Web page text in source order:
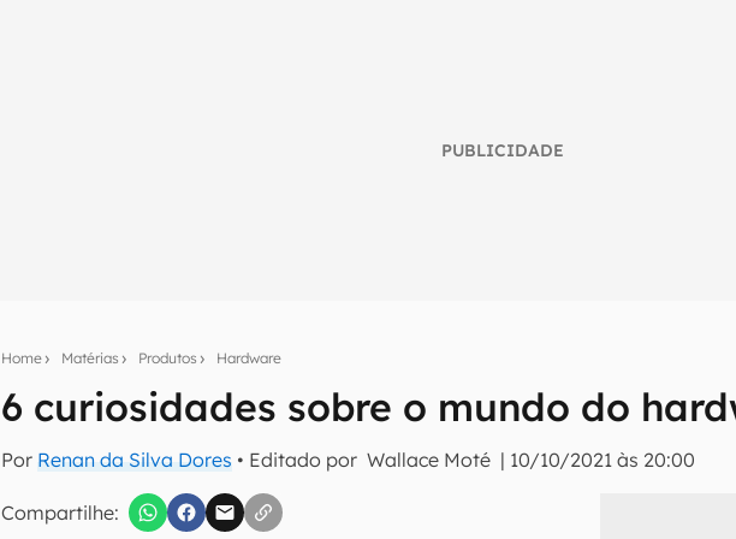
PUBLICIDADE
Home Matérias Produtos Hardware
6 curiosidades sobre o mundo do
Por Renan da Silva Dores • Editado por Wallace Moté | 10/10/2021 às 20:00
Compartilhe:
Assine a newsletter do Canaltech e receba notícias e reviews sobre tecnologia